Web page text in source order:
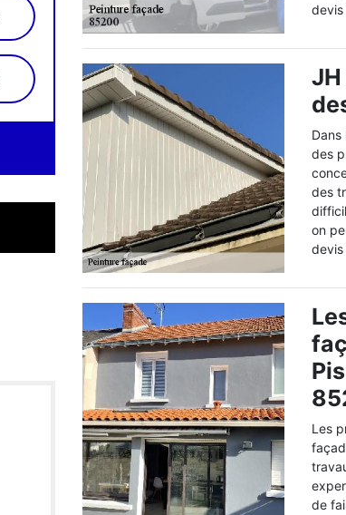
devis
des
des
on
Les
de